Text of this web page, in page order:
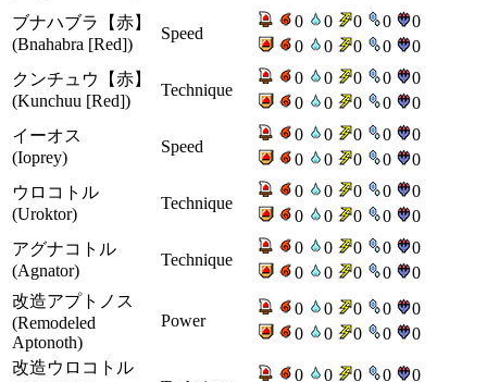
ブナハブラ【赤】
(Bnahabra [Red])
Speed
0 0 0 0
0
0
0 0 0
0
クンチュウ【赤】
(Kunchuu [Red])
Technique
0 0 0 0
0
0
0 0 0
0
イーオス
(Ioprey)
Speed
0 0 0 0
0
0
0 0 0
0
ウロコトル
(Uroktor)
Technique
0 0 0 0
0
0
0 0 0
0
アグナコトル
(Agnator)
Technique
0 0 0 0
0
0
0 0 0
0
改造アプトノス
(Remodeled
Aptonoth)
Power
0 0 0 0
0
0
0 0 0
0
改造ウロコトル
0 0 0 0
0